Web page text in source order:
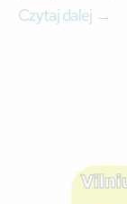
Czytaj dalej →